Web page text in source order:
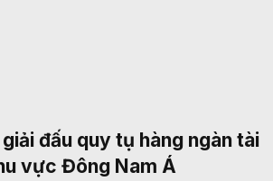
đấu quy tụ hàng ngàn tài
vực Đông Nam Á